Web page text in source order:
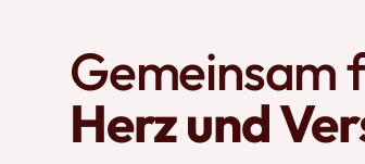
Gemeinsam
Herz und